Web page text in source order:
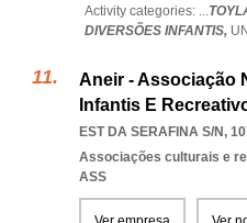
Activity categories: ...
DIVERSÕES INFANTIS,
Aneir - Associação
Infantis E
EST DA SERAFINA S/N,
Associações culturais e
ASS